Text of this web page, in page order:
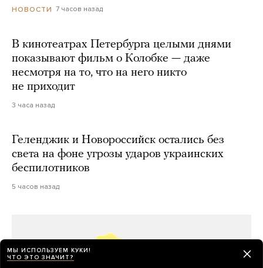
НОВОСТИ 7 часов назад
В кинотеатрах Петербурга целыми днями
показывают фильм о Колобке — даже
несмотря на то, что на него никто
не приходит
3 часа назад
Геленджик и Новороссийск остались без
света на фоне угрозы ударов украинских
беспилотников
5 часов назад
МЫ ИСПОЛЬЗУЕМ КУКИ!
ЧТО ЭТО ЗНАЧИТ?